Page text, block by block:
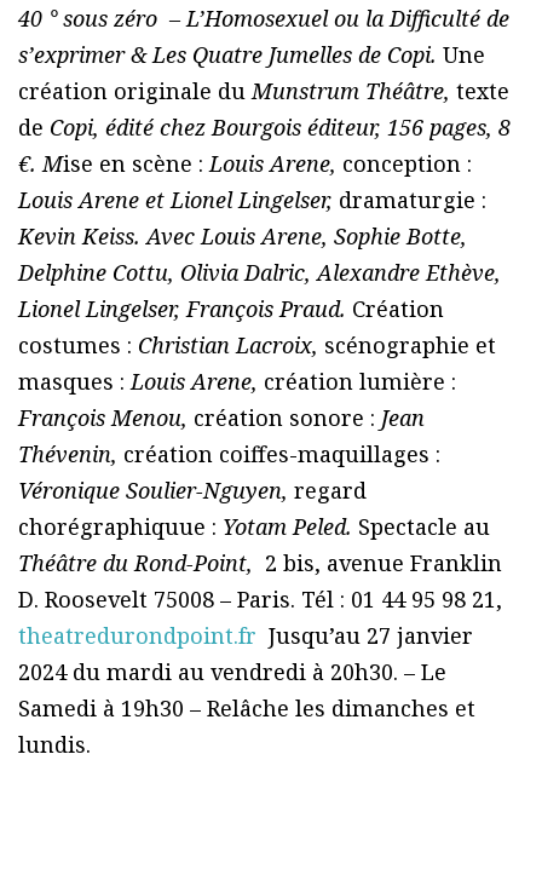
40 ° sous zéro – L’Homosexuel ou la Difficulté de
s’exprimer & Les Quatre Jumelles de Copi. Une
création originale du Munstrum Théâtre, texte
de Copi, édité chez Bourgois éditeur, 156 pages, 8
€. Mise en scène : Louis Arene, conception :
Louis Arene et Lionel Lingelser, dramaturgie :
Kevin Keiss. Avec Louis Arene, Sophie Botte,
Delphine Cottu, Olivia Dalric, Alexandre Ethève,
Lionel Lingelser, François Praud. Création
costumes : Christian Lacroix, scénographie et
masques : Louis Arene, création lumière :
François Menou, création sonore : Jean
Thévenin, création coiffes-maquillages :
Véronique Soulier-Nguyen, regard
chorégraphiquue : Yotam Peled. Spectacle au
Théâtre du Rond-Point, 2 bis, avenue Franklin
D. Roosevelt 75008 – Paris. Tél : 01 44 95 98 21,
theatredurondpoint.fr Jusqu’au 27 janvier
2024 du mardi au vendredi à 20h30. – Le
Samedi à 19h30 – Relâche les dimanches et
lundis.